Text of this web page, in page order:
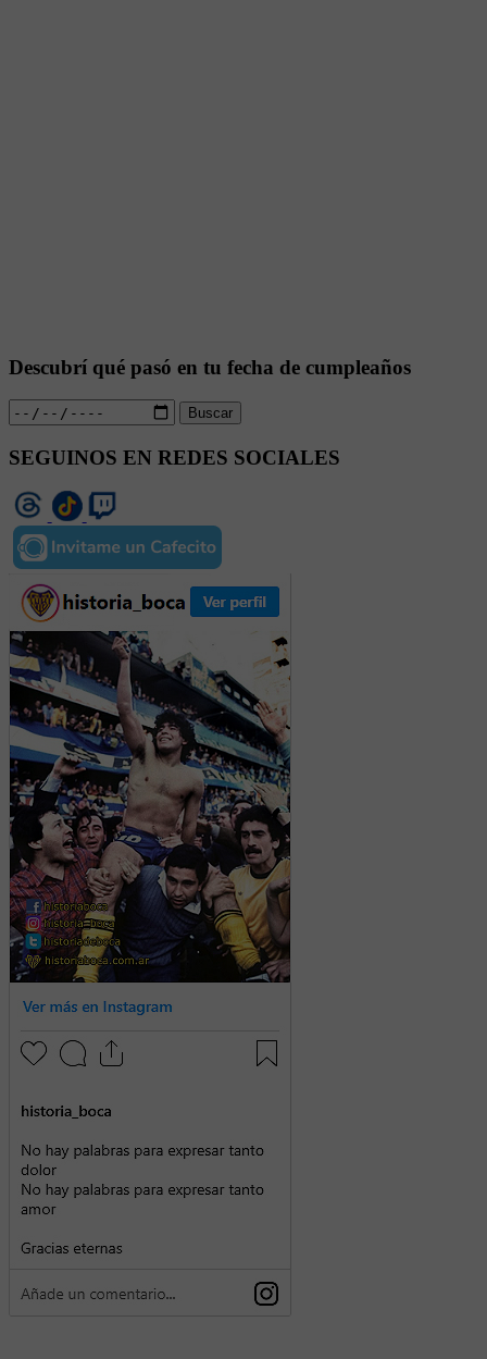
Descubrí qué pasó en tu fecha de cumpleaños
Buscar
SEGUINOS EN REDES SOCIALES